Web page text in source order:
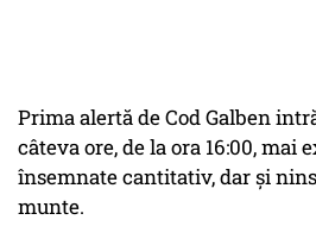
Prima alertă de Cod Galben
câteva ore, de la ora 16:00, mai
însemnate cantitativ, dar și
munte.